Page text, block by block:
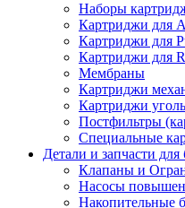
Наборы
Картриджи для
Картриджи для
Картриджи для
Мембраны
Картриджи
Картриджи
Постфильтры
Специальные
Детали и запчасти
Клапаны и
Насосы
Накопительные